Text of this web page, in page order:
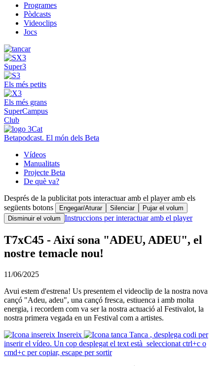
Programes
Pòdcasts
Videoclips
Jocs
Super3
Els més petits
Els més grans
SuperCampus
Club
Betapodcast. El món dels Beta
Vídeos
Manualitats
Projecte Beta
De què va?
Després de la publicitat pots interactuar amb el player amb els
següents botons
Engegar/Aturar Silenciar
Pujar el volum
Disminuir el volum Instruccions per interactuar amb el player
T7xC45 - Així sona "ADEU, ADEU", el
nostre temacle nou!
11/06/2025
Avui estem d'estrena! Us presentem el videoclip de la nostra nova
cançó "Adeu, adeu", una cançó fresca, estiuenca i amb molta
energia, i recordem com va ser la nostra actuació al Festivalot, la
nostra primera vegada en un Festival com a artistes.
Insereix
Tanca , desplega codi per
inserir el vídeo. Un cop desplegat el text està seleccionat ctrl+c o
cmd+c per copiar, escape per sortir